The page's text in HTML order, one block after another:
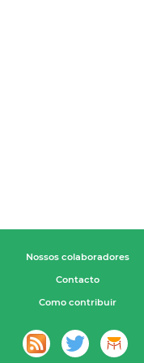
Nossos colaboradores
Contacto
Como contribuir